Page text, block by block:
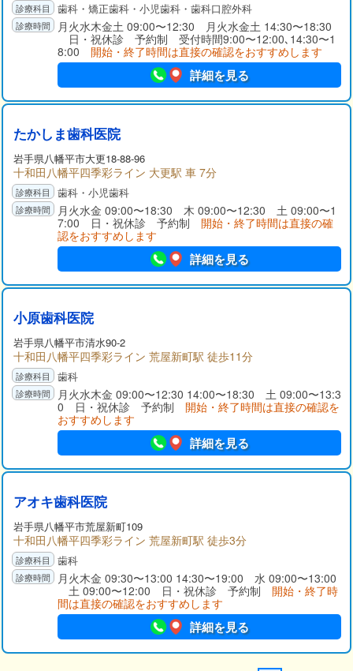
歯科・矯正歯科・小児歯科・歯科口腔外科
月火水木金土 09:00〜12:30 月火水金土 14:30〜18:30
日・祝休診 予約制 受付時間9:00〜12:00､14:30〜1
8:00 開始・終了時間は直接の確認をおすすめします
詳細を見る
たかしま歯科医院
岩手県八幡平市大更18-88-96
十和田八幡平四季彩ライン 大更駅 車 7分
歯科・小児歯科
月火水金 09:00〜18:30 木 09:00〜12:30 土 09:00〜1
7:00 日・祝休診 予約制 開始・終了時間は直接の確
認をおすすめします
詳細を見る
小原歯科医院
岩手県八幡平市清水90-2
十和田八幡平四季彩ライン 荒屋新町駅 徒歩11分
歯科
月火水木金 09:00〜12:30 14:00〜18:30 土 09:00〜13:3
0 日・祝休診 予約制 開始・終了時間は直接の確認を
おすすめします
詳細を見る
アオキ歯科医院
岩手県八幡平市荒屋新町109
十和田八幡平四季彩ライン 荒屋新町駅 徒歩3分
歯科
月火木金 09:30〜13:00 14:30〜19:00 水 09:00〜13:00
土 09:00〜12:00 日・祝休診 予約制 開始・終了時
間は直接の確認をおすすめします
詳細を見る